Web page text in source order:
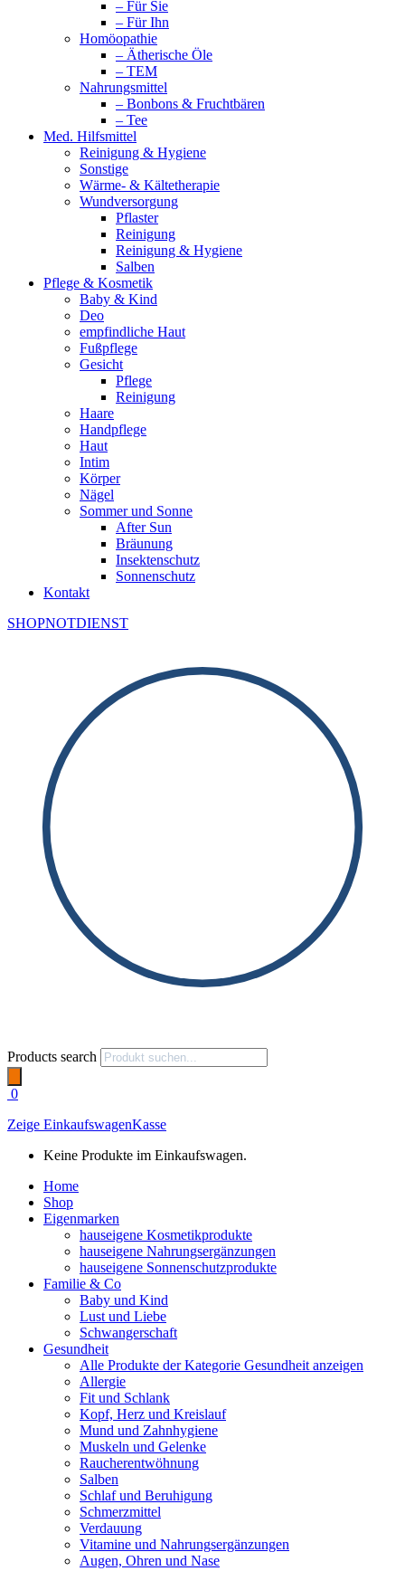
– Für Sie
– Für Ihn
Homöopathie
– Ätherische Öle
– TEM
Nahrungsmittel
– Bonbons & Fruchtbären
– Tee
Med. Hilfsmittel
Reinigung & Hygiene
Sonstige
Wärme- & Kältetherapie
Wundversorgung
Pflaster
Reinigung
Reinigung & Hygiene
Salben
Pflege & Kosmetik
Baby & Kind
Deo
empfindliche Haut
Fußpflege
Gesicht
Pflege
Reinigung
Haare
Handpflege
Haut
Intim
Körper
Nägel
Sommer und Sonne
After Sun
Bräunung
Insektenschutz
Sonnenschutz
Kontakt
SHOPNOTDIENST
Products search
0
Zeige EinkaufswagenKasse
Keine Produkte im Einkaufswagen.
Home
Shop
Eigenmarken
hauseigene Kosmetikprodukte
hauseigene Nahrungsergänzungen
hauseigene Sonnenschutzprodukte
Familie & Co
Baby und Kind
Lust und Liebe
Schwangerschaft
Gesundheit
Alle Produkte der Kategorie Gesundheit anzeigen
Allergie
Fit und Schlank
Kopf, Herz und Kreislauf
Mund und Zahnhygiene
Muskeln und Gelenke
Raucherentwöhnung
Salben
Schlaf und Beruhigung
Schmerzmittel
Verdauung
Vitamine und Nahrungsergänzungen
Augen, Ohren und Nase